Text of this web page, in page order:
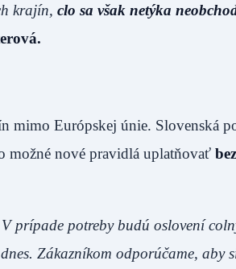
krajín, clo sa však netýka
mimo Európskej únie. Slovenská
možné nové pravidlá uplatňovať bez
V prípade potreby budú oslovení
Zákazníkom odporúčame, aby